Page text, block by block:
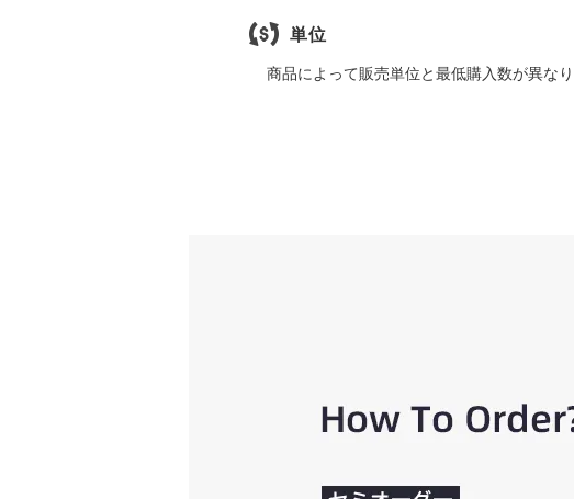
単位
商品によって販売単位と最低購入数が異な